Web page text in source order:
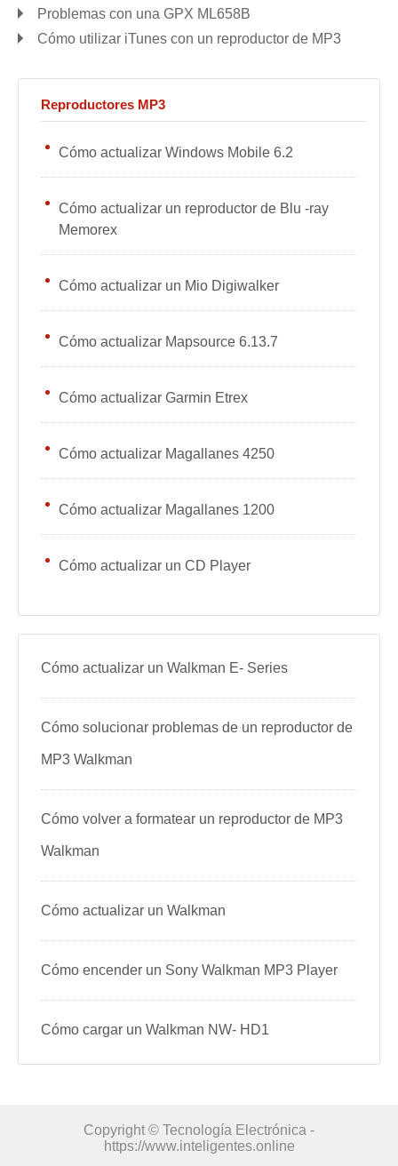
Problemas con una GPX ML658B
Cómo utilizar iTunes con un reproductor de MP3
Reproductores MP3
Cómo actualizar Windows Mobile 6.2
Cómo actualizar un reproductor de Blu -ray
Memorex
Cómo actualizar un Mio Digiwalker
Cómo actualizar Mapsource 6.13.7
Cómo actualizar Garmin Etrex
Cómo actualizar Magallanes 4250
Cómo actualizar Magallanes 1200
Cómo actualizar un CD Player
Cómo actualizar un Walkman E- Series
Cómo solucionar problemas de un reproductor de
MP3 Walkman
Cómo volver a formatear un reproductor de MP3
Walkman
Cómo actualizar un Walkman
Cómo encender un Sony Walkman MP3 Player
Cómo cargar un Walkman NW- HD1
Copyright © Tecnología Electrónica -
https://www.inteligentes.online